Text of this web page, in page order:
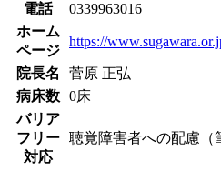
電話
0339963016
ホーム
ページ
https://
院長名
菅原 正弘
病床数
0床
バリア
フリー
対応
聴覚障害者への配慮（